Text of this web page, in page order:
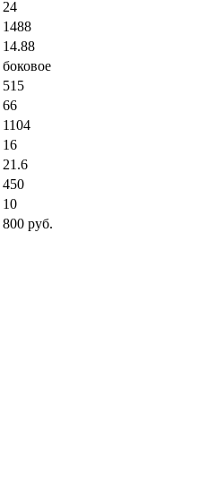
24
1488
14.88
боковое
515
66
1104
16
21.6
450
10
800 руб.